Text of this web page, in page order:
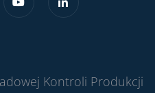
Kontroli Produkcji